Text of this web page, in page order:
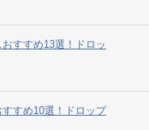
すすめ13選！ドロッ
すめ10選！ドロップ